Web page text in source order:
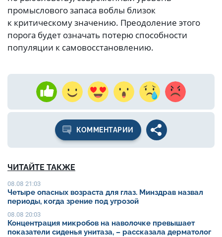
промыслового запаса воблы близок
к критическому значению. Преодоление этого
порога будет означать потерю способности
популяции к самовосстановлению.
КОММЕНТАРИИ
ЧИТАЙТЕ ТАКЖЕ
08.08 21:03
Четыре опасных возраста для глаз. Минздрав назвал
периоды, когда зрение под угрозой
08.08 20:03
Концентрация микробов на наволочке превышает
показатели сиденья унитаза, – рассказала дерматолог